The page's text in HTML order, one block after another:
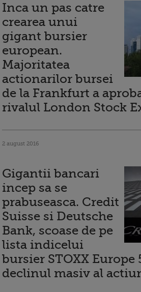
Inca un pas catre
crearea unui
gigant bursier
european.
Majoritatea
actionarilor bursei
de la Frankfurt a
rivalul London Stock
2 august 2016
Gigantii bancari
incep sa se
prabuseasca. Credit
Suisse si Deutsche
Bank, scoase de pe
lista indicelui
bursier STOXX Europe
declinul masiv al